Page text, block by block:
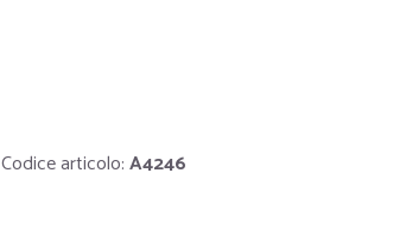
Codice articolo:A4246